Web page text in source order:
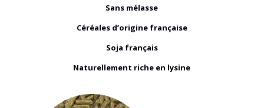
Sans mélasse
Céréales d’origine française
Soja français
Naturellement riche en lysine